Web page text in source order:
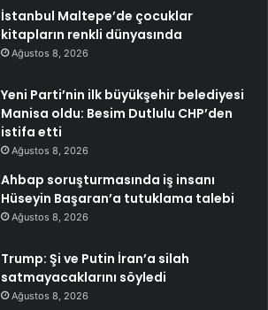
İstanbul Maltepe’de çocuklar
kitapların renkli dünyasında
Ağustos 8, 2026
Yeni Parti’nin ilk büyükşehir belediyesi
Manisa oldu: Besim Dutlulu CHP’den
istifa etti
Ağustos 8, 2026
Ahbap soruşturmasında iş insanı
Hüseyin Başaran’a tutuklama talebi
Ağustos 8, 2026
Trump: Şi ve Putin İran’a silah
satmayacaklarını söyledi
Ağustos 8, 2026